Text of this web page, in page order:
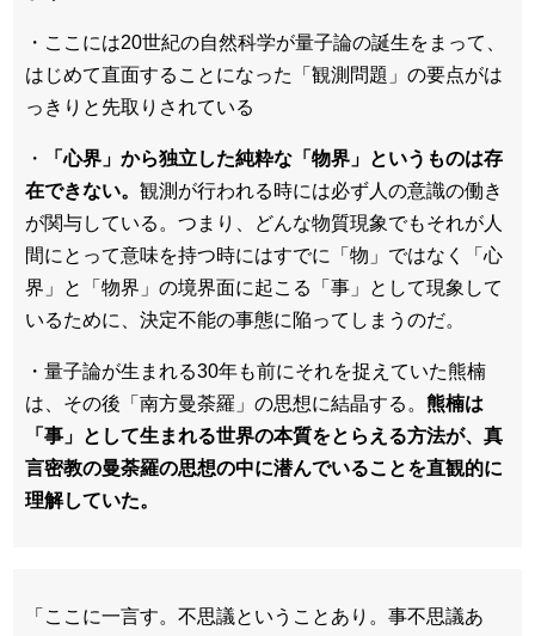
・ここには20世紀の自然科学が量子論の誕生をまって、
はじめて直面することになった「観測問題」の要点がは
っきりと先取りされている
・
「心界」から独立した純粋な「物界」というものは存
在できない。 観測が行われる時には必ず人の意識の働き
が関与している。つまり、どんな物質現象でもそれが人
間にとって意味を持つ時にはすでに「物」ではなく「心
界」と「物界」の境界面に起こる「事」として現象して
いるために、決定不能の事態に陥ってしまうのだ。
・量子論が生まれる30年も前にそれを捉えていた熊楠
は、その後「南方曼荼羅」の思想に結晶する。 熊楠は
「事」として生まれる世界の本質をとらえる方法が、真
言密教の曼荼羅の思想の中に潜んでいることを直観的に
理解していた。
「ここに一言す。不思議ということあり。事不思議あ